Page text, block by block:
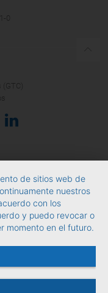
0
de sitios web de
nuestros
con los
y puedo revocar o
momento en el futuro.